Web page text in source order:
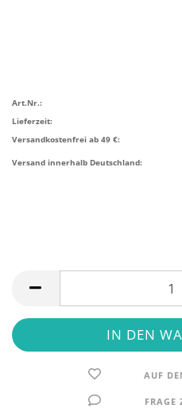
Art.Nr.:
Lieferzeit:
Versandkostenfrei ab 49 €:
Versand innerhalb Deutschland:
AUF
FRAGE